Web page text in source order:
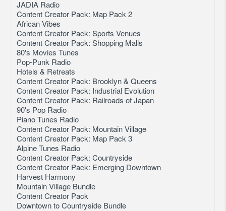
JADIA Radio
Content Creator Pack: Map Pack 2
African Vibes
Content Creator Pack: Sports Venues
Content Creator Pack: Shopping Malls
80's Movies Tunes
Pop-Punk Radio
Hotels & Retreats
Content Creator Pack: Brooklyn & Queens
Content Creator Pack: Industrial Evolution
Content Creator Pack: Railroads of Japan
90's Pop Radio
Piano Tunes Radio
Content Creator Pack: Mountain Village
Content Creator Pack: Map Pack 3
Alpine Tunes Radio
Content Creator Pack: Countryside
Content Creator Pack: Emerging Downtown
Harvest Harmony
Mountain Village Bundle
Content Creator Pack
Downtown to Countryside Bundle